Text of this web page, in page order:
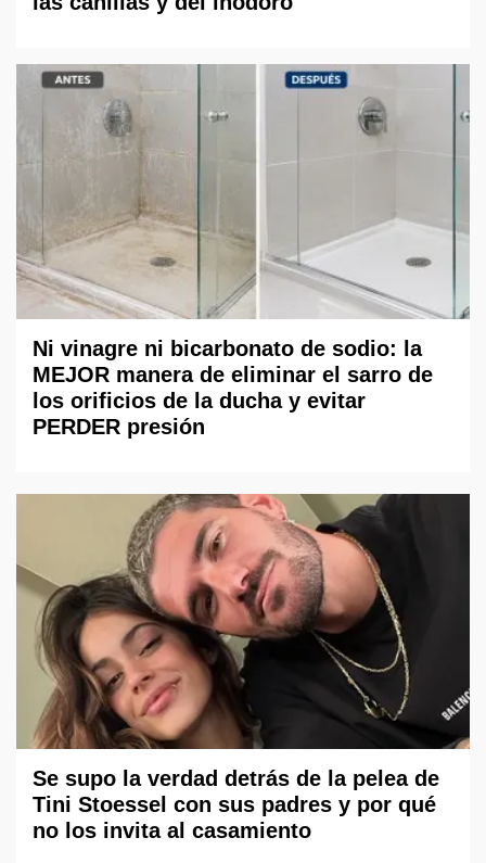
Ni vinagre ni bicarbonato de sodio: la
MEJOR manera de eliminar el sarro de
los orificios de la ducha y evitar
PERDER presión
Se supo la verdad detrás de la pelea de
Tini Stoessel con sus padres y por qué
no los invita al casamiento